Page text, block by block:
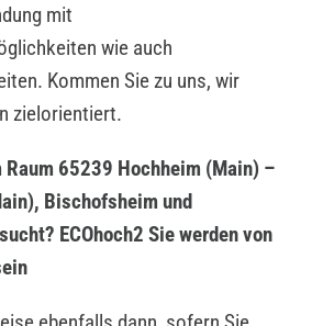
mit
wie auch
Kommen Sie zu uns, wir
zielorientiert.
65239 Hochheim (Main) –
Bischofsheim und
ECOhoch2 Sie werden von